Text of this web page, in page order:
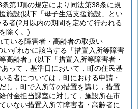
第1項の規定により同法第38条に規
施設(以下「母子生活支援施設」とい
者(2月以内の期間を定めて行われる
除く。)
いる障害者・高齢者の取扱い
いずれかに該当する「措置入所等障害
高齢者」(以下「措置入所等障害者・
って，基準日において，町の住民基
る者については，町における申請・
し，町で入所等の措置を講じ，措置
付金担当課室に対して，施設所在市
いない措置入所等障害者・高齢者に